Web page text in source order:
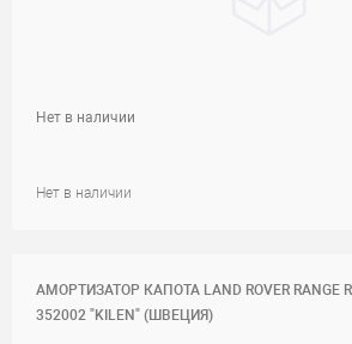
Нет в наличии
Нет в наличии
АМОРТИЗАТОР КАПОТА LAND ROVER RANGE
352002 "KILEN" (ШВЕЦИЯ)